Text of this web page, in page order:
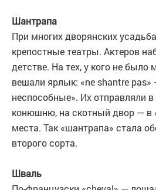
Шантрапа
При многих дворянских
крепостные театры. Актеров
детстве. На тех, у кого не было
вешали ярлык: «ne shantre pas»
неспособные». Их отправляли
конюшню, на скотный двор — в
места. Так «шантрапа» стала
второго сорта.
Шваль